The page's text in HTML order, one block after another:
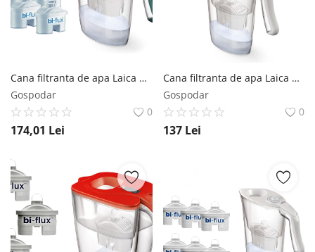
Cana filtranta de apa Laica Tosca, 2,3L, + 4 cartuse filtrante
Gospodar
0
174,01 Lei
Cana filtranta de apa Laica Norma, 2.3L + 3 cartuse filtrante
Gospodar
0
137 Lei